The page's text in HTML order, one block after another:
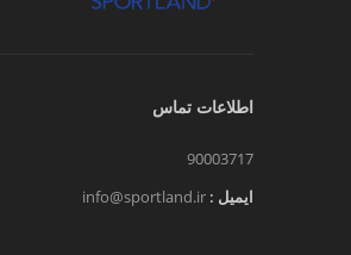
اطلاعات تماس
90003717
ایمیل : info@sportland.ir